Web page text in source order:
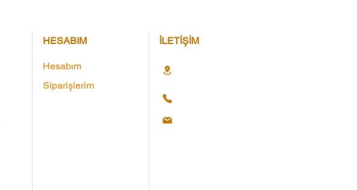
HESABIM
Hesabım
Siparişlerim
İLETİŞİM